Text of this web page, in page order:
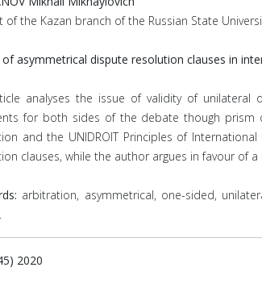
of the Kazan branch of the Russian State
of asymmetrical dispute resolution clauses in
analyses the issue of validity of
for both sides of the debate though prism
and the UNIDROIT Principles of
clauses, while the author argues in favour of
arbitration, asymmetrical, one-sided,
2020